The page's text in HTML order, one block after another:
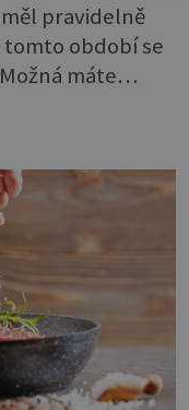
pravidelně
tomto období se
máte
kolegy z
název
Je to
se paměť
to nijak slož